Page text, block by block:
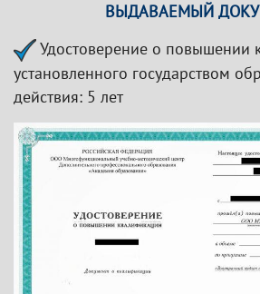
ВЫДАВАЕМЫЙ
Удостоверение о повышении
установленного государством
действия: 5 лет